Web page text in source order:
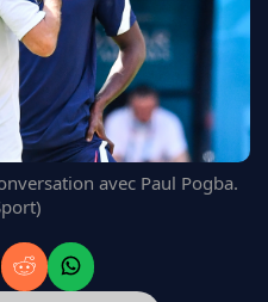
avec Paul Pogba.